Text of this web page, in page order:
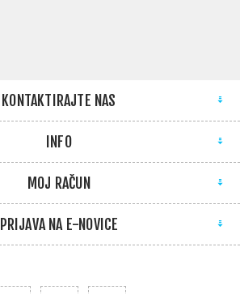
KONTAKTIRAJTE NAS
INFO
MOJ RAČUN
PRIJAVA NA E-NOVICE